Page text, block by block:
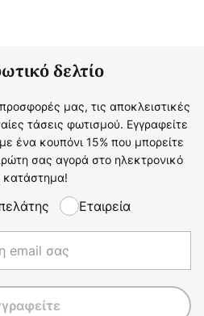
δελτίο
μας, τις αποκλειστικές
τάσεις φωτισμού. Εγγραφείτε
ένα κουπόνι 15% που μπορείτε
σας αγορά στο ηλεκτρονικό
κατάστημα!
Εταιρεία